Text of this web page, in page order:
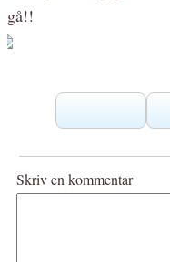
gå!!
Skriv en kommentar